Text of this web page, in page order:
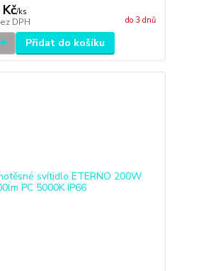
/ks
DPH do 3 dnů
Přidat do košíku